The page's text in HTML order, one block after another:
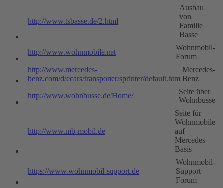
http://www.tsbasse.de/2.html
Ausbau
von
Familie
Basse
http://www.wohnmobile.net
Wohnmobil-
Forum
http://www.mercedes-
benz.com/d/ecars/transporter/sprinter/default.htm
Mercedes-
Benz
http://www.wohnbusse.de/Home/
Seite über
Wohnbusse
http://www.mb-mobil.de
Seite für
Wohnmobile
auf
Mercedes
Basis
https://www.wohnmobil-support.de
Wohnmobil-
Support
Forum